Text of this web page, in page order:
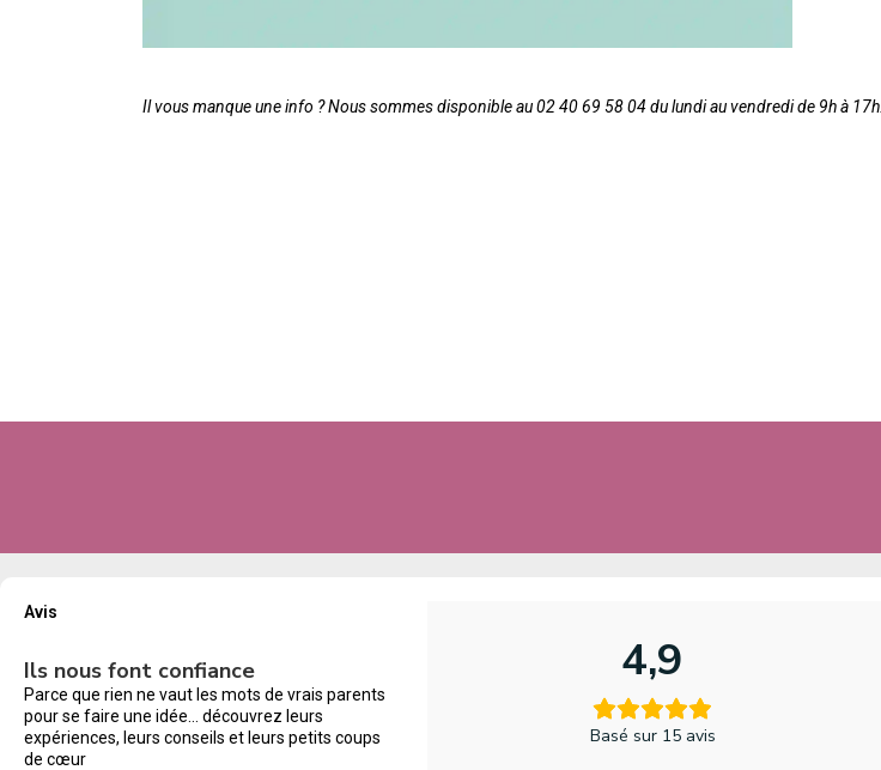
Il vous manque une info ? Nous sommes disponible au 02 40 69 58 04 du lundi au vendredi de 9h à 17h.
Avis
Ils nous font confiance
Parce que rien ne vaut les mots de vrais parents
pour se faire une idée… découvrez leurs
expériences, leurs conseils et leurs petits coups
de cœur
4,9
Basé sur 15 avis